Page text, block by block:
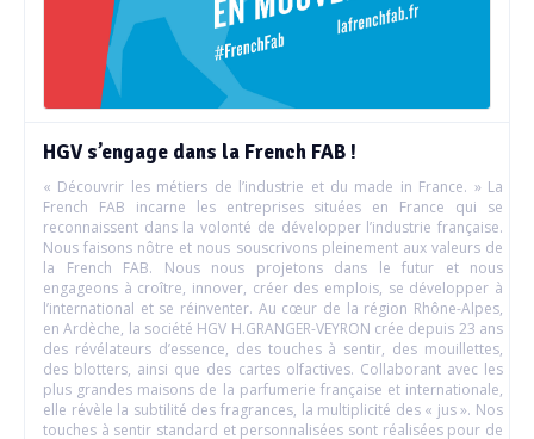
HGV s’engage dans la French FAB !
« Découvrir les métiers de l’industrie et du made in France. » La
French FAB incarne les entreprises situées en France qui se
reconnaissent dans la volonté de développer l’industrie française.
Nous faisons nôtre et nous souscrivons pleinement aux valeurs de
la French FAB. Nous nous projetons dans le futur et nous
engageons à croître, innover, créer des emplois, se développer à
l’international et se réinventer. Au cœur de la région Rhône-Alpes,
en Ardèche, la société HGV H.GRANGER-VEYRON crée depuis 23 ans
des révélateurs d’essence, des touches à sentir, des mouillettes,
des blotters, ainsi que des cartes olfactives. Collaborant avec les
plus grandes maisons de la parfumerie française et internationale,
elle révèle la subtilité des fragrances, la multiplicité des « jus ». Nos
touches à sentir standard et personnalisées sont réalisées pour de